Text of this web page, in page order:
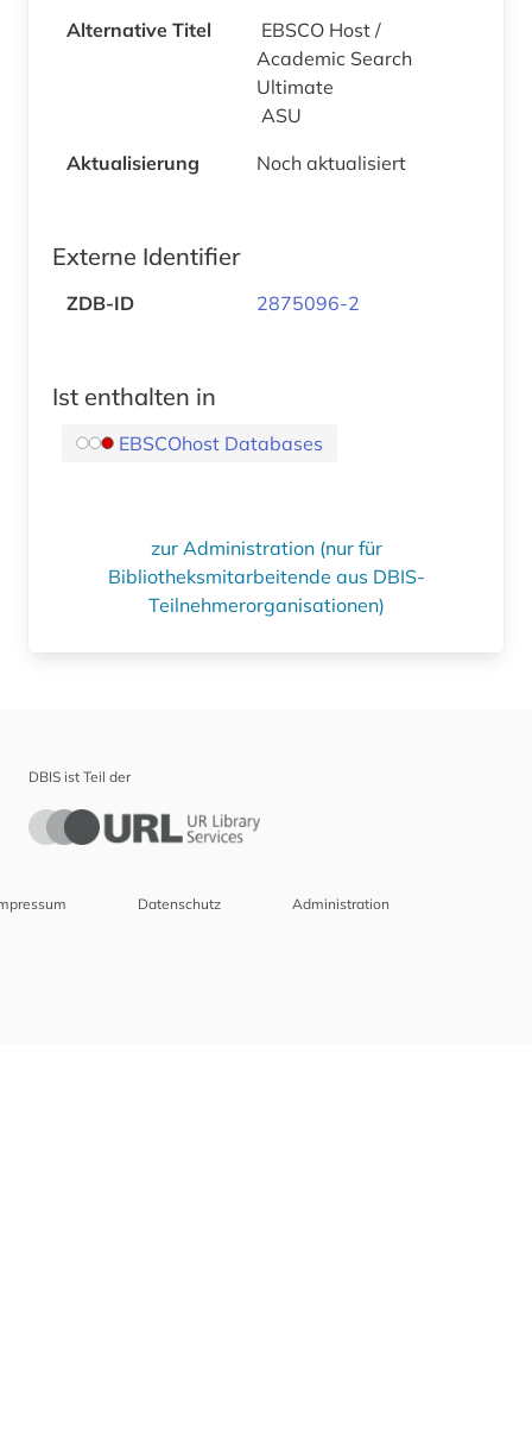
Alternative Titel
EBSCO Host /
Academic Search
Ultimate
ASU
Aktualisierung
Noch aktualisiert
Externe Identifier
ZDB-ID 2875096-2
Ist enthalten in
EBSCOhost Databases
zur Administration (nur für
Bibliotheksmitarbeitende aus DBIS-
Teilnehmerorganisationen)
DBIS ist Teil der
Datenschutz Administration